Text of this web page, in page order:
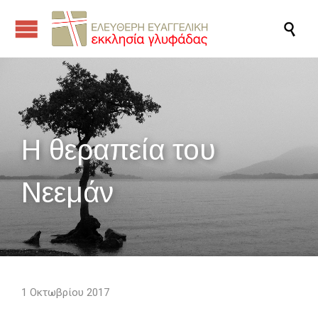

Η θεραπεία του
Νεεμάν
1 Οκτωβρίου 2017